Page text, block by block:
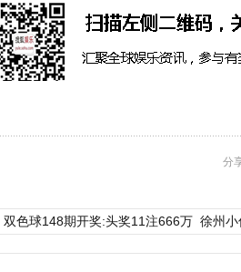
分
双色球148期开奖:头奖11注666万 徐州